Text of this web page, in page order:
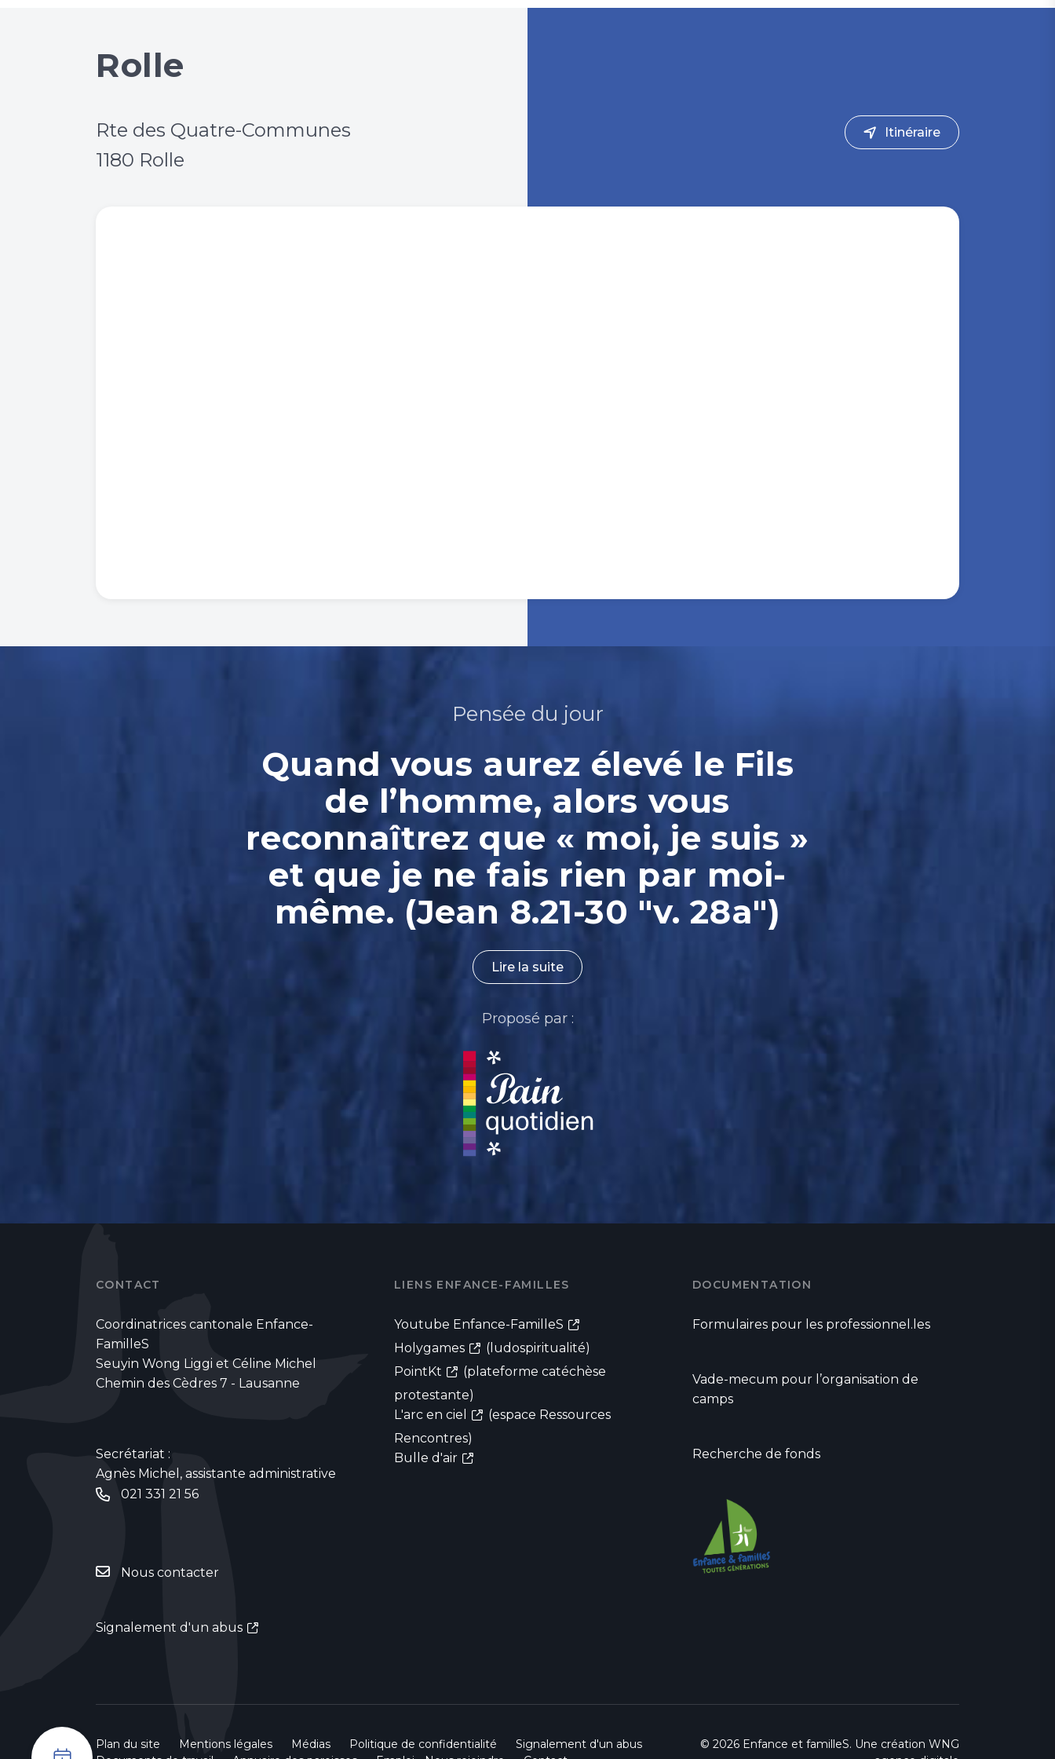
Rolle
Rte des Quatre-Communes
1180 Rolle
Itinéraire
Pensée du jour
Quand vous aurez élevé le Fils
de l’homme, alors vous
reconnaîtrez que « moi, je suis »
et que je ne fais rien par moi-
même. (Jean 8.21-30 "v. 28a")
Lire la suite
Proposé par :
CONTACT
Coordinatrices cantonale Enfance-
FamilleS
Seuyin Wong Liggi et Céline Michel
Chemin des Cèdres 7 - Lausanne
Secrétariat :
Agnès Michel, assistante administrative
021 331 21 56
Nous contacter
Signalement d'un abus
LIENS ENFANCE-FAMILLES
Youtube Enfance-FamilleS
Holygames
(ludospiritualité)
PointKt
(plateforme catéchèse
protestante)
L'arc en ciel
(espace Ressources
Rencontres)
Bulle d'air
DOCUMENTATION
Formulaires pour les professionnel.les
Vade-mecum pour l’organisation de
camps
Recherche de fonds
Plan du site Mentions légales Médias Politique de confidentialité
Signalement d'un abus
© 2026 Enfance et familleS. Une création WNG